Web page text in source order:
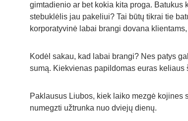
gimtadienio ar bet kokia kita proga.
stebuklėlis jau pakeliui? Tai būtų tikrai tie
korporatyvinė labai brangi dovana
Kodėl sakau, kad labai brangi? Nes patys
sumą. Kiekvienas papildomas euras keliaus
Paklausus Liubos, kiek laiko mezgė kojines
numegzti užtrunka nuo dviejų dienų.